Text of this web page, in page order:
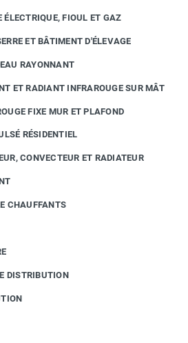
ÉLECTRIQUE, FIOUL ET GAZ
ET BÂTIMENT D'ÉLEVAGE
RAYONNANT
ET RADIANT INFRAROUGE SUR MÂT
FIXE MUR ET PLAFOND
RÉSIDENTIEL
CONVECTEUR ET RADIATEUR
CHAUFFANTS
DISTRIBUTION